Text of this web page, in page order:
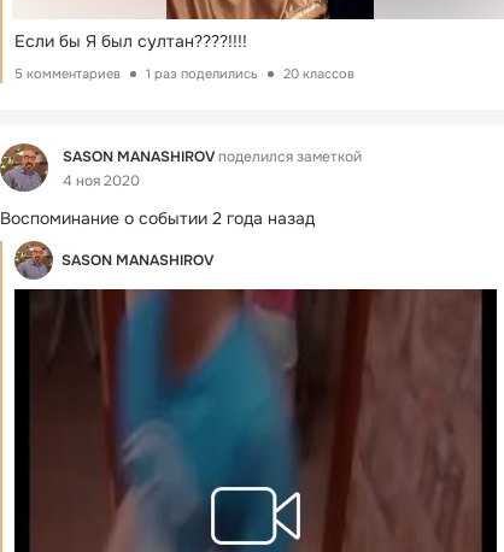
Если бы Я был султан????!!!!
5 комментариев 1 раз поделились 20 классов
Фид SASON MANASHIROVподелился заметкой
4 ноя 2020
Воспоминание о событии 2 года назад
SASON MANASHIROV